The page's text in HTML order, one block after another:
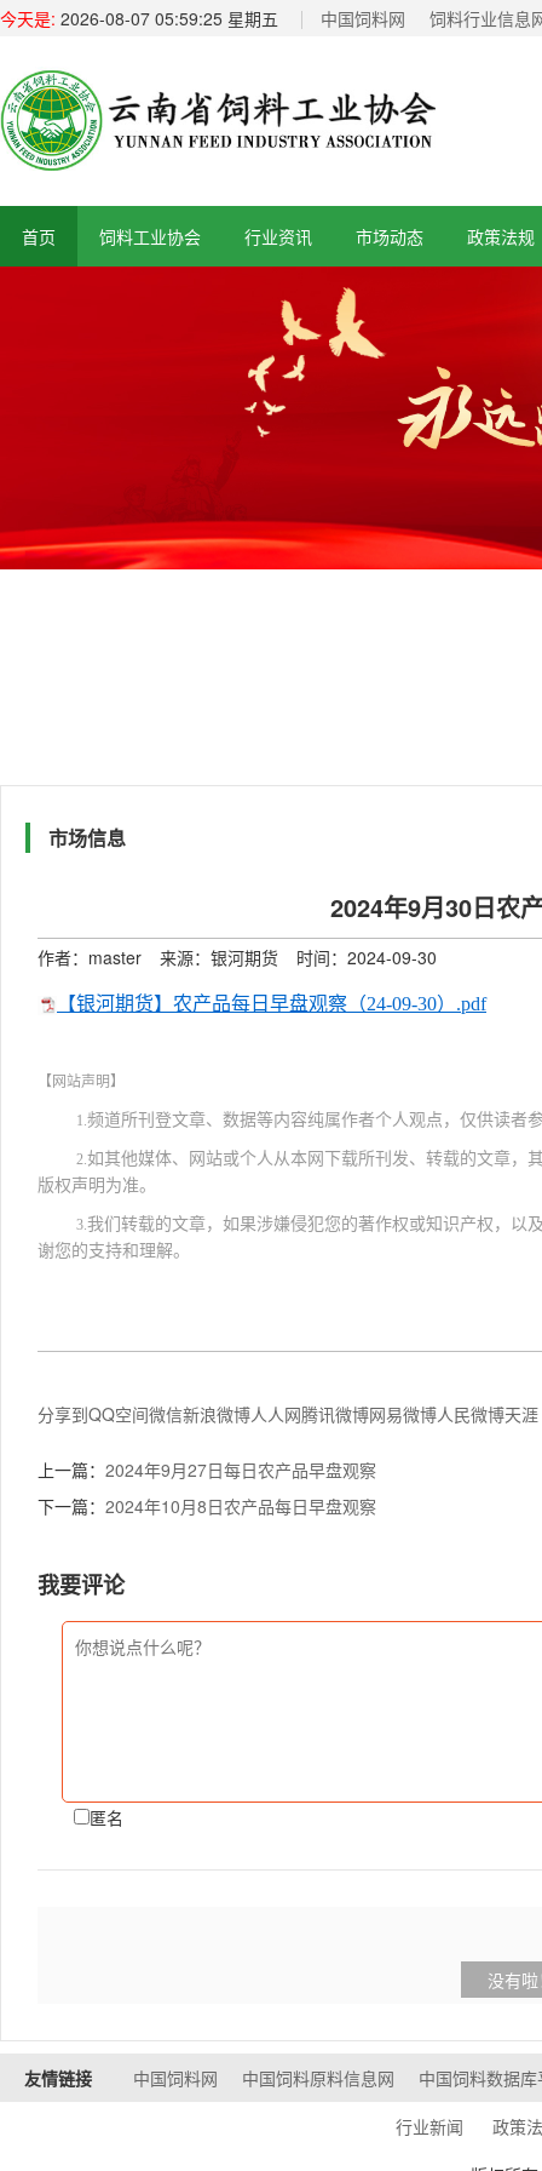
今天是: 2026-08-07 05:59:25 星期五 中国饲料网 饲料行业信息
首页 饲料工业协会 行业资讯 市场动态 政策法规
市场信息
2024年9月30日农
作者：master 来源：银河期货 时间：2024-09-30
【银河期货】农产品每日早盘观察（24-09-30）.pdf
【网站声明】
1.频道所刊登文章、数据等内容纯属作者个人观点，仅供读者
2.如其他媒体、网站或个人从本网下载所刊发、转载的文章，
版权声明为准。
3.我们转载的文章，如果涉嫌侵犯您的著作权或知识产权，以
谢您的支持和理解。
分享到QQ空间微信新浪微博人人网腾讯微博网易微博人民微博天涯
上一篇： 2024年9月27日每日农产品早盘观察
下一篇： 2024年10月8日农产品每日早盘观察
我要评论
匿名
没有
友情链接 中国饲料网 中国饲料原料信息网
中国饲料数据库
行业新闻
政策